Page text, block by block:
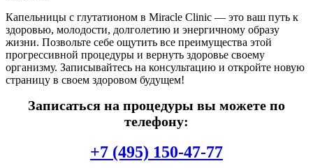
Капельницы с глутатионом в Miracle Clinic — это ваш путь к
здоровью, молодости, долголетию и энергичному образу
жизни. Позвольте себе ощутить все преимущества этой
прогрессивной процедуры и вернуть здоровье своему
организму. Записывайтесь на консультацию и откройте новую
страницу в своем здоровом будущем!
Записаться на процедуры вы можете по
телефону:
+7 (495) 150-47-77